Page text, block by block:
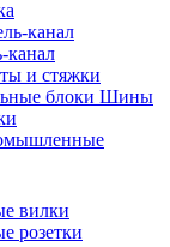
канал
и стяжки
Шины
вилки